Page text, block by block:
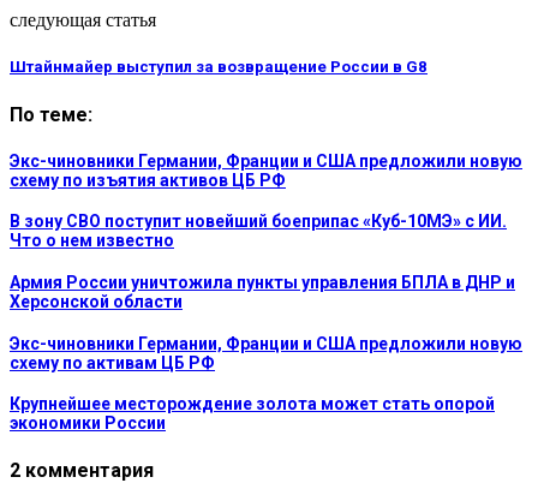
следующая статья
Штайнмайер выступил за возвращение России в G8
По теме:
Экс-чиновники Германии, Франции и США предложили новую
схему по изъятия активов ЦБ РФ
В зону СВО поступит новейший боеприпас «Куб-10МЭ» с ИИ.
Что о нем известно
Армия России уничтожила пункты управления БПЛА в ДНР и
Херсонской области
Экс-чиновники Германии, Франции и США предложили новую
схему по активам ЦБ РФ
Крупнейшее месторождение золота может стать опорой
экономики России
2 комментария